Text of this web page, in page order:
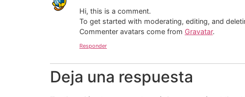
Hi, this is a comment.
To get started with moderating, editing, and
Commenter avatars come from Gravatar.
Responder
Deja una respuesta